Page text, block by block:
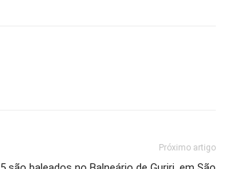
Próximo artigo